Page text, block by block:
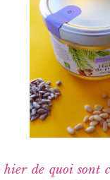
de quoi sont